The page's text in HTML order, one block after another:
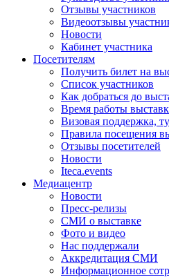
Отзывы участников
Видеоотзывы
Новости
Кабинет участника
Посетителям
Получить билет на
Список участников
Как добраться до
Время работы
Визовая поддержка,
Правила посещения
Отзывы посетителей
Новости
Iteca.events
Медиацентр
Новости
Пресс-релизы
СМИ о выставке
Фото и видео
Нас поддержали
Аккредитация СМИ
Информационное